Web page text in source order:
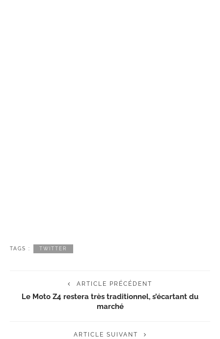
TAGS : TWITTER
ARTICLE PRÉCÉDENT
Le Moto Z4 restera très traditionnel, s’écartant du
marché
ARTICLE SUIVANT